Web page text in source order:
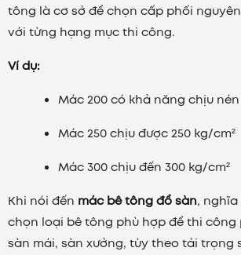
tông là cơ sở để chọn cấp phối
với từng hạng mục thi công.
Ví dụ:
Mác 200 có khả năng chịu nén
Mác 250 chịu được 250 kg/cm²
Mác 300 chịu đến 300 kg/cm²
Khi nói đến mác bê tông đổ sàn,
chọn loại bê tông phù hợp để thi công
sàn mái, sàn xưởng, tùy theo tải trọng